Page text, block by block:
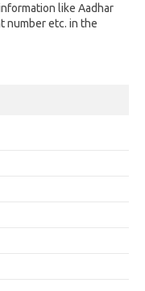
like Aadhar
number etc. in the